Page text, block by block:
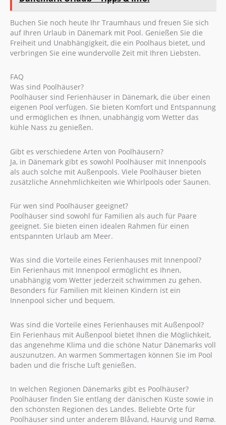
Buchen Sie noch heute Ihr Traumhaus und freuen Sie sich
auf Ihren Urlaub in Dänemark mit Pool. Genießen Sie die
Freiheit und Unabhängigkeit, die ein Poolhaus bietet, und
verbringen Sie eine wundervolle Zeit mit Ihren Liebsten.
FAQ
Was sind Poolhäuser?
Poolhäuser sind Ferienhäuser in Dänemark, die über einen
eigenen Pool verfügen. Sie bieten Komfort und Entspannung
und ermöglichen es Ihnen, unabhängig vom Wetter das
kühle Nass zu genießen.
Gibt es verschiedene Arten von Poolhäusern?
Ja, in Dänemark gibt es sowohl Poolhäuser mit Innenpools
als auch solche mit Außenpools. Viele Poolhäuser bieten
zusätzliche Annehmlichkeiten wie Whirlpools oder Saunen.
Für wen sind Poolhäuser geeignet?
Poolhäuser sind sowohl für Familien als auch für Paare
geeignet. Sie bieten einen idealen Rahmen für einen
entspannten Urlaub am Meer.
Was sind die Vorteile eines Ferienhauses mit Innenpool?
Ein Ferienhaus mit Innenpool ermöglicht es Ihnen,
unabhängig vom Wetter jederzeit schwimmen zu gehen.
Besonders für Familien mit kleinen Kindern ist ein
Innenpool sicher und bequem.
Was sind die Vorteile eines Ferienhauses mit Außenpool?
Ein Ferienhaus mit Außenpool bietet Ihnen die Möglichkeit,
das angenehme Klima und die schöne Natur Dänemarks voll
auszunutzen. An warmen Sommertagen können Sie im Pool
baden und die frische Luft genießen.
In welchen Regionen Dänemarks gibt es Poolhäuser?
Poolhäuser finden Sie entlang der dänischen Küste sowie in
den schönsten Regionen des Landes. Beliebte Orte für
Poolhäuser sind unter anderem Blåvand, Haurvig und Rømø.